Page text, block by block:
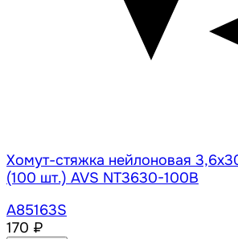
Хомут-стяжка нейлоновая
(100 шт.) AVS NT3630-100B
A85163S
170 ₽